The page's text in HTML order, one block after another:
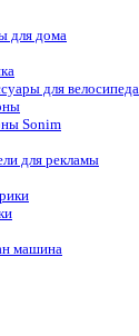
для дома
для велосипеда
Sonim
для рекламы
машина